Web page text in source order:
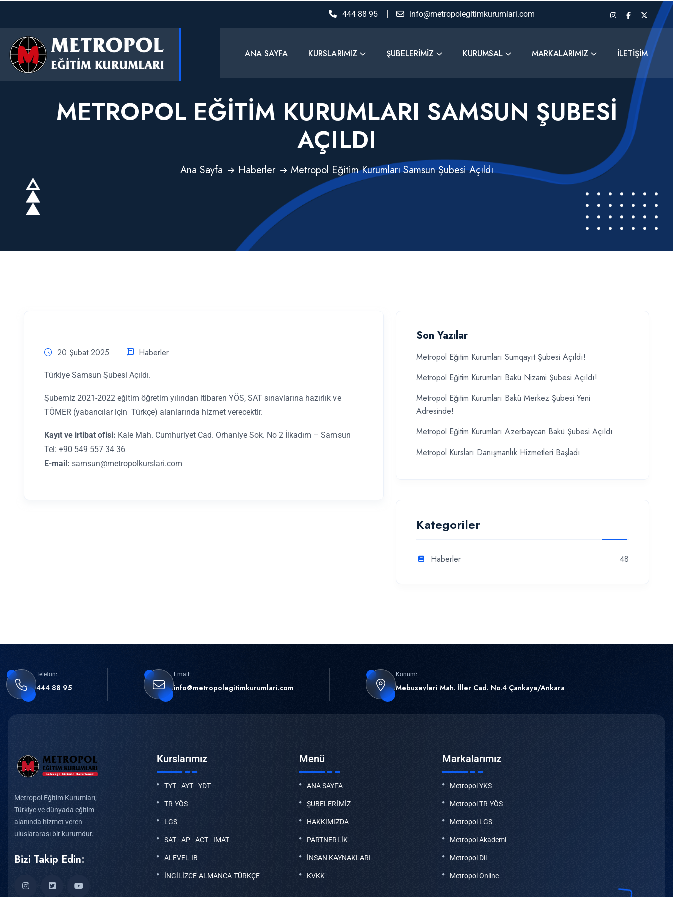
444 88 95 info@metropolegitimkurumlari.com
ANA SAYFA KURSLARIMIZ ŞUBELERIMIZ KURUMSAL MARKALARIMIZ İLETIŞIM
METROPOL EĞITIM KURUMLARI SAMSUN ŞUBESI
AÇILDI
Ana Sayfa Haberler Metropol Eğitim Kurumları Samsun Şubesi Açıldı
20 Şubat 2025 Haberler
Türkiye Samsun Şubesi Açıldı.
Şubemiz 2021-2022 eğitim öğretim yılından itibaren YÖS, SAT sınavlarına hazırlık ve
TÖMER (yabancılar için Türkçe) alanlarında hizmet verecektir.
Kayıt ve irtibat ofisi: Kale Mah. Cumhuriyet Cad. Orhaniye Sok. No 2 İlkadım – Samsun
Tel: +90 549 557 34 36
E-mail: samsun@metropolkurslari.com
Son Yazılar
Metropol Eğitim Kurumları Sumqayıt Şubesi Açıldı!
Metropol Eğitim Kurumları Bakü Nizami Şubesi Açıldı!
Metropol Eğitim Kurumları Bakü Merkez Şubesi Yeni
Adresinde!
Metropol Eğitim Kurumları Azerbaycan Bakü Şubesi Açıldı
Metropol Kursları Danışmanlık Hizmetleri Başladı
Kategoriler
Haberler 48
Telefon:
444 88 95
Email:
info@metropolegitimkurumlari.com
Konum:
Mebusevleri Mah. İller Cad. No.4 Çankaya/Ankara
Metropol Eğitim Kurumları,
Türkiye ve dünyada eğitim
alanında hizmet veren
uluslararası bir kurumdur.
Bizi Takip Edin:
Kurslarımız
TYT - AYT - YDT
TR-YÖS
LGS
SAT - AP - ACT - IMAT
ALEVEL-IB
İNGİLİZCE-ALMANCA-TÜRKÇE
Menü
ANA SAYFA
ŞUBELERİMİZ
HAKKIMIZDA
PARTNERLİK
İNSAN KAYNAKLARI
KVKK
Markalarımız
Metropol YKS
Metropol TR-YÖS
Metropol LGS
Metropol Akademi
Metropol Dil
Metropol Online